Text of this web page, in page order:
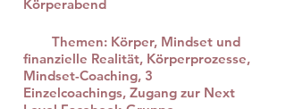
Körperabend
Themen: Körper, Mindset und
finanzielle Realität, Körperprozesse,
Mindset-Coaching, 3
Einzelcoachings, Zugang zur Next